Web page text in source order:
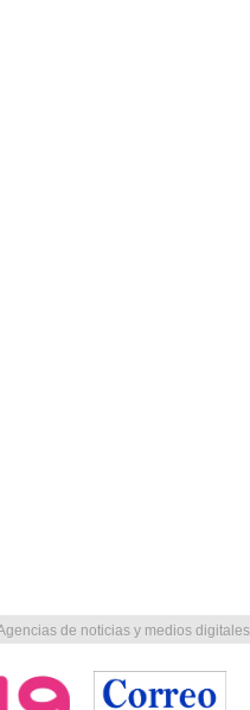
de noticias y medios digitales